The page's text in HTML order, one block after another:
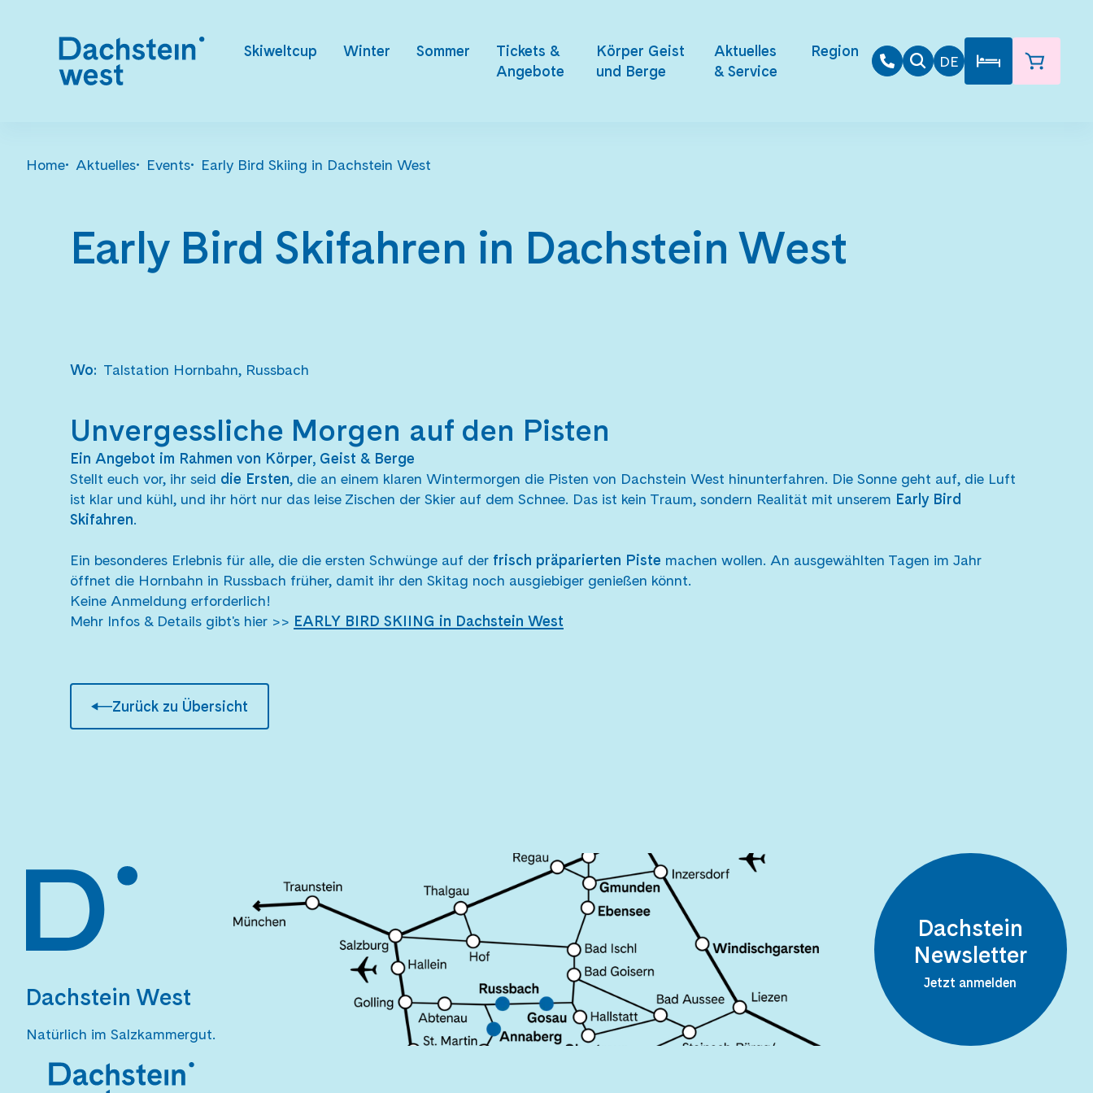
Skiweltcup Winter Sommer
Tickets &
Angebote
Körper Geist
und Berge
Aktuelles
& Service
Region
DE
Home Aktuelles Events Early Bird Skiing in Dachstein West
Early Bird Skifahren in Dachstein West
Wo: Talstation Hornbahn, Russbach
Unvergessliche Morgen auf den Pisten
Ein Angebot im Rahmen von Körper, Geist & Berge
Stellt euch vor, ihr seid die Ersten, die an einem klaren Wintermorgen die Pisten von Dachstein West hinunterfahren. Die Sonne geht auf, die Luft
ist klar und kühl, und ihr hört nur das leise Zischen der Skier auf dem Schnee. Das ist kein Traum, sondern Realität mit unserem Early Bird
Skifahren.
Ein besonderes Erlebnis für alle, die die ersten Schwünge auf der frisch präparierten Piste machen wollen. An ausgewählten Tagen im Jahr
öffnet die Hornbahn in Russbach früher, damit ihr den Skitag noch ausgiebiger genießen könnt.
Keine Anmeldung erforderlich!
Mehr Infos & Details gibt's hier >> EARLY BIRD SKIING in Dachstein West
Zurück zu Übersicht
Dachstein West
Natürlich im Salzkammergut.
Dachstein
Newsletter
Jetzt anmelden